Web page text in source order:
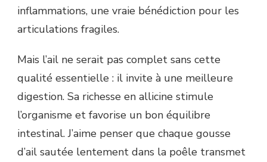
inflammations, une vraie bénédiction pour les
articulations fragiles.
Mais l’ail ne serait pas complet sans cette
qualité essentielle : il invite à une meilleure
digestion. Sa richesse en allicine stimule
l’organisme et favorise un bon équilibre
intestinal. J’aime penser que chaque gousse
d’ail sautée lentement dans la poêle transmet